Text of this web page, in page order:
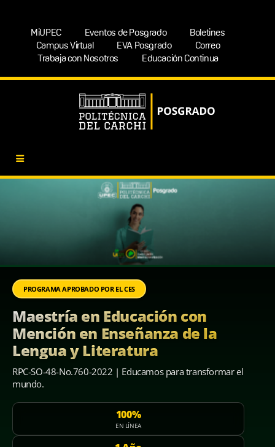
MiUPEC Eventos de Posgrado
Boletines
Campus Virtual
EVA Posgrado
Correo
Trabaja con Nosotros
Educación Continua
PROGRAMA APROBADO POR EL CES
Maestría en Educación con
Mención en Enseñanza de la
Lengua y Literatura
RPC-SO-48-No.760-2022 | Educamos para transformar el
mundo.
100%
EN LÍNEA